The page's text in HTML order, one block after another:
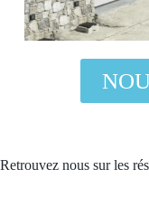
Retrouvez nous sur les